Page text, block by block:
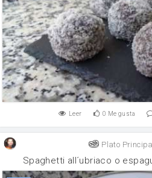
Leer 0 Me gusta
Plato
Spaghetti all´ubriaco o